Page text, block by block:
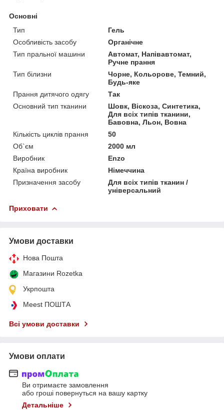
Основні
Тип
Гель
Особливість засобу
Органічне
Тип пральної машини
Автомат, Напівавтомат,
Ручне прання
Тип білизни
Чорне, Кольорове, Темний,
Будь-яке
Прання дитячого одягу
Так
Основний тип тканини
Шовк, Віскоза, Синтетика,
Для всіх типів тканини,
Бавовна, Льон, Вовна
Кількість циклів прання
50
Об`єм
2000 мл
Виробник
Enzo
Країна виробник
Німеччина
Призначення засобу
Для всіх типів тканин /
універсальний
Приховати
Умови доставки
Нова Пошта
Магазини Rozetka
Укрпошта
Meest ПОШТА
Всі умови доставки
Умови оплати
Ви отримаєте замовлення
або гроші повернуться на вашу картку
Детальніше